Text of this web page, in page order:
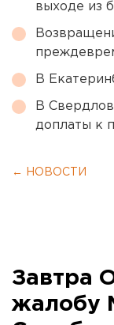
выходе из
В
В
доплаты к
← НОВОСТИ
Завтра
жалобу